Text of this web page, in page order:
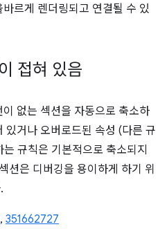
르게 렌더링되고 연결될 수 있
접혀 있음
없는 섹션을 자동으로 축소하
있거나 오버로드된 속성 (다른 규
규칙은 기본적으로 축소되지
션은 디버깅을 용이하게 하기 위
, 351662727